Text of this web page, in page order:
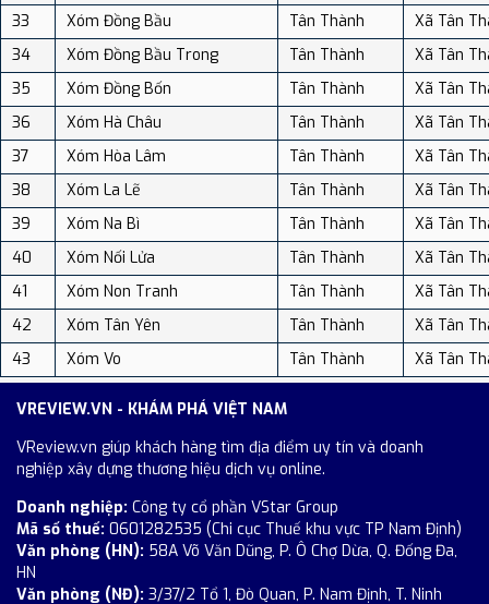
33
Xóm Đồng Bầu Tân Thành
Xã Tân
34
Xóm Đồng Bầu Trong Tân Thành
Xã Tân
35
Xóm Đồng Bốn Tân Thành
Xã Tân
36
Xóm Hà Châu Tân Thành
Xã Tân
37
Xóm Hòa Lâm Tân Thành
Xã Tân
38
Xóm La Lẽ Tân Thành
Xã Tân
39
Xóm Na Bì Tân Thành
Xã Tân
40
Xóm Nối Lửa Tân Thành
Xã Tân
41
Xóm Non Tranh Tân Thành
Xã Tân
42
Xóm Tân Yên Tân Thành
Xã Tân
43
Xóm Vo Tân Thành Xã Tân
VREVIEW.VN - KHÁM PHÁ VIỆT NAM
VReview.vn giúp khách hàng tìm địa điểm uy tín và doanh
nghiệp xây dựng thương hiệu dịch vụ online.
Doanh nghiệp: Công ty cổ phần VStar Group
Mã số thuế: 0601282535 (Chi cục Thuế khu vực TP Nam Định)
Văn phòng (HN): 58A Võ Văn Dũng, P. Ô Chợ Dừa, Q. Đống Đa,
HN
Văn phòng (NĐ): 3/37/2 Tổ 1, Đò Quan, P. Nam Định, T. Ninh